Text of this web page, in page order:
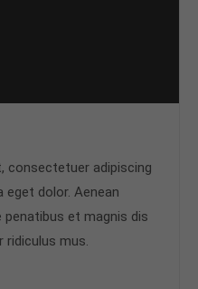
consectetuer adipiscing
eget dolor. Aenean
et magnis dis
ridiculus mus.